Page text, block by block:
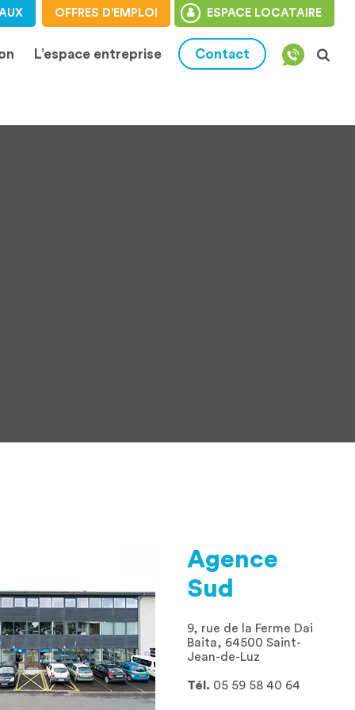
L’espace entreprise Contact
OFFRES D'EMPLOI ESPACE LOCATAIRE
Agence
Sud
9, rue de la Ferme Dai
Baita, 64500 Saint-
Jean-de-Luz
Tél. 05 59 58 40 64